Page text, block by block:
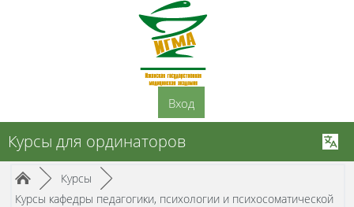
Перейти к основному содержанию
Вход
Курсы для ординаторов
Путь к странице
/► Курсы /►
Курсы кафедры педагогики, психологии и психосоматической